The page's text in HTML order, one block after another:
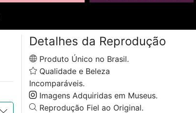
Detalhes da Reprodução
Produto Único no Brasil.
Qualidade e Beleza
Incomparáveis.
Imagens Adquiridas em Museus.
Reprodução Fiel ao Original.